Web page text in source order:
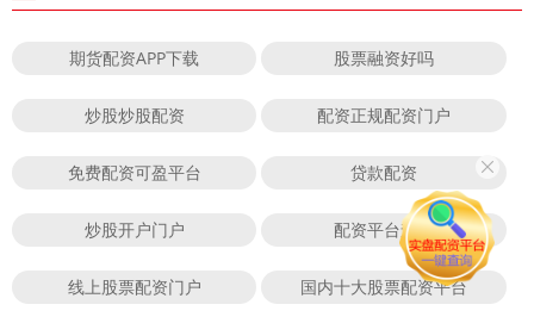
期货配资APP下载 股票融资好吗
炒股炒股配资 配资正规配资门户
免费配资可盈平台 贷款配资
炒股开户门户 配资平台查询
线上股票配资门户 国内十大股票配资平台